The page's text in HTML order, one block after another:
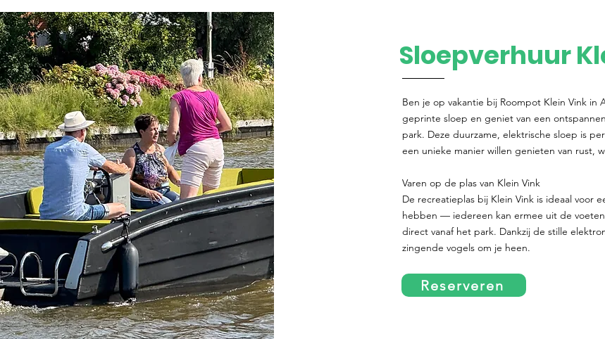
Sloepverhuur
Ben je op vakantie bij Roompot Klein Vink
geprinte sloep en geniet van een
park. Deze duurzame, elektrische sloep is
een unieke manier willen genieten van rust,
Varen op de plas van Klein Vink
De recreatieplas bij Klein Vink is ideaal voor
hebben — iedereen kan ermee uit de
direct vanaf het park. Dankzij de stille
zingende vogels om je heen.
Reserveren